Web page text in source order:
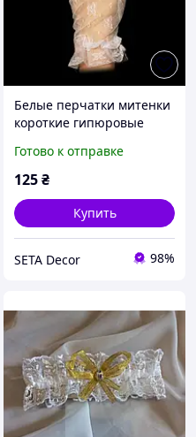
Белые перчатки митенки
короткие гипюровые
Готово к отправке
125₴
Купить
SETA Decor 98%